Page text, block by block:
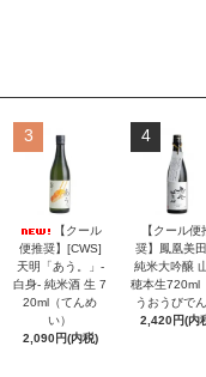
3
【クール
便推奨】[CWS]
天明「あう。」-
白身- 純米酒 生 7
20ml（てんめ
い）
2,090円(内税)
4
【クール便
奨】鳳凰美
純米大吟醸
穂本生720ml
うおうびでん
2,420円(内